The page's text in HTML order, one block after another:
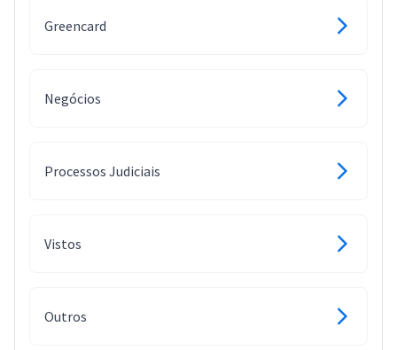
Greencard
Negócios
Processos Judiciais
Vistos
Outros